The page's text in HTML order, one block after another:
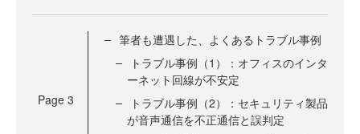
Page 3
筆者も遭遇した、よくあるトラブル事例
トラブル事例（1）：オフィスのインタ
ーネット回線が不安定
トラブル事例（2）：セキュリティ製品
が音声通信を不正通信と誤判定